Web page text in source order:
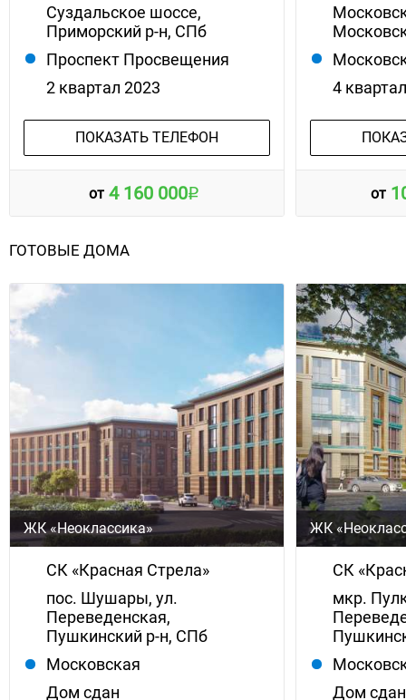
Суздальское шоссе,
Приморский р-н, СПб
Проспект Просвещения
2 квартал 2023
ПОКАЗАТЬ ТЕЛЕФОН
от 4 160 000
4
от
ГОТОВЫЕ ДОМА
ЖК «Неоклассика»
СК «Красная Стрела»
пос. Шушары, ул.
Переведенская,
Пушкинский р-н, СПб
Московская
Дом сдан
ЖК
СК
мкр.
Дом сдан